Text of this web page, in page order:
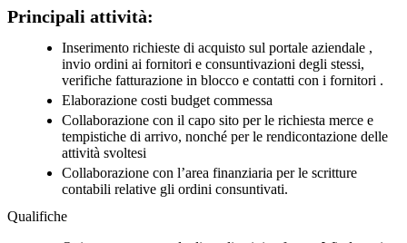
Principali attività:
Inserimento richieste di acquisto sul portale aziendale ,
invio ordini ai fornitori e consuntivazioni degli stessi,
verifiche fatturazione in blocco e contatti con i fornitori .
Elaborazione costi budget commessa
Collaborazione con il capo sito per le richiesta merce e
tempistiche di arrivo, nonché per le rendicontazione delle
attività svoltesi
Collaborazione con l’area finanziaria per le scritture
contabili relative gli ordini consuntivati.
Qualifiche